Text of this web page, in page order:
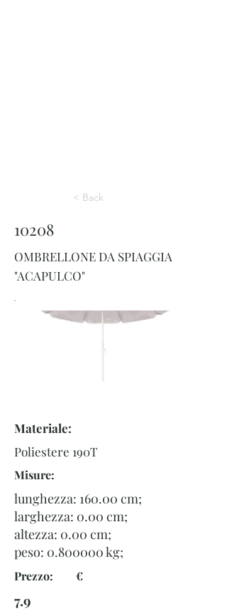
< Back
10208
OMBRELLONE DA SPIAGGIA
"ACAPULCO"
Materiale:
Poliestere 190T
Misure:
lunghezza: 160.00 cm;
larghezza: 0.00 cm;
altezza: 0.00 cm;
peso: 0.800000kg;
Prezzo: €
7.9